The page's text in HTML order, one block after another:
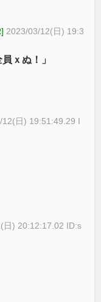
2023/03/12(日) 19:3
ｘぬ！」
12(日) 19:51:49.29 I
日) 20:12:17.02 ID:s